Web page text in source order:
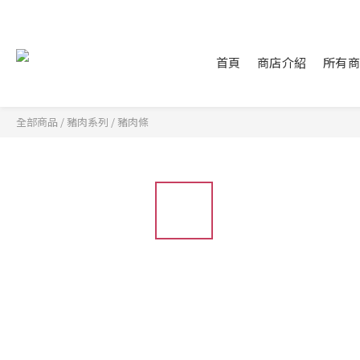
首頁 商店介紹 所有
全部商品 / 豬肉系列 / 豬肉條